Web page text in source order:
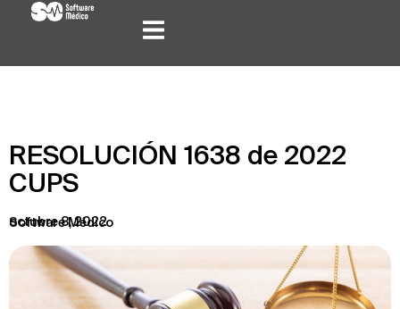
RESOLUCIÓN 1638 de 2022
CUPS
octubre 8, 2022
Software Médico